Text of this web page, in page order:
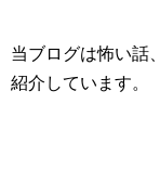
当ブログは怖い話
紹介しています。